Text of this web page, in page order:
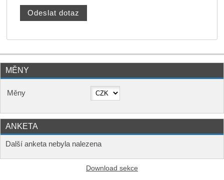
MĚNY
Měny
ANKETA
Další anketa nebyla nalezena
Download sekce